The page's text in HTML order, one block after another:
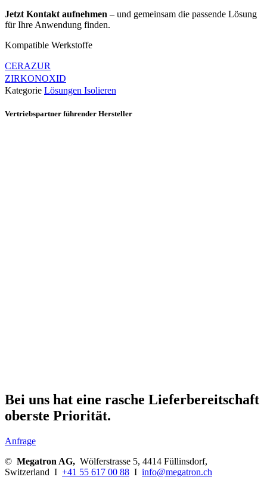
Jetzt Kontakt aufnehmen – und gemeinsam die passende Lösung
für Ihre Anwendung finden.
Kompatible Werkstoffe
CERAZUR
ZIRKONOXID
Kategorie Lösungen Isolieren
Vertriebspartner führender Hersteller
Bei uns hat eine rasche Lieferbereitschaft
oberste Priorität.
Anfrage
© Megatron AG, Wölferstrasse 5, 4414 Füllinsdorf,
Switzerland I +41 55 617 00 88 I info@megatron.ch